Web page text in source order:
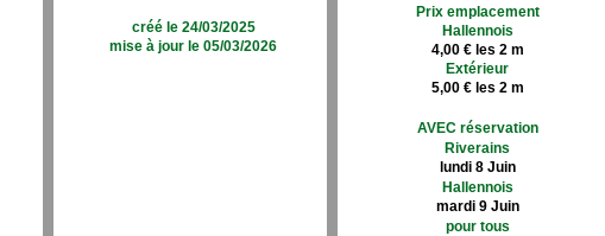
créé le 24/03/2025
mise à jour le 05/03/2026
Prix emplacement
Hallennois
4,00 € les 2 m
Extérieur
5,00 € les 2 m
AVEC réservation
Riverains
lundi 8 Juin
Hallennois
mardi 9 Juin
pour tous